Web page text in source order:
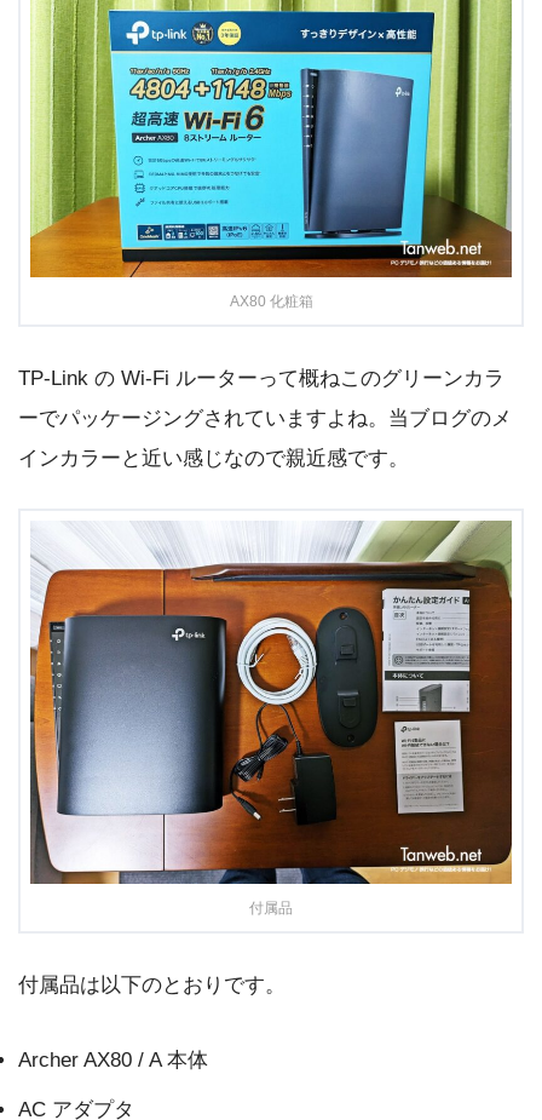
AX80 化粧箱
TP-Link の Wi-Fi ルーターって概ねこのグリーンカラ
ーでパッケージングされていますよね。当ブログのメ
インカラーと近い感じなので親近感です。
付属品
付属品は以下のとおりです。
Archer AX80 / A 本体
AC アダプタ